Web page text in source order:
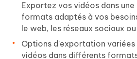
Exportez vos vidéos dans
formats adaptés à vos
le web, les réseaux sociaux
Options d'exportation variées
vidéos dans différents